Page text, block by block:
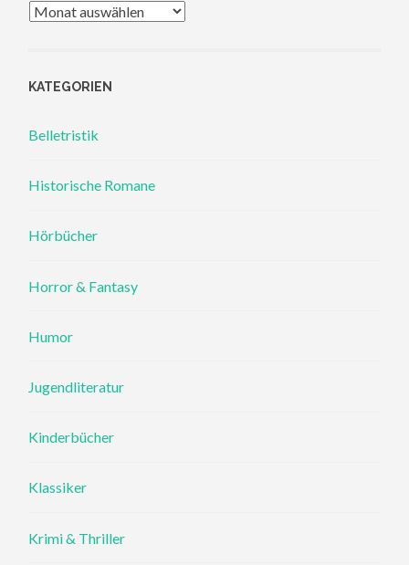
Archiv
KATEGORIEN
Belletristik
Historische Romane
Hörbücher
Horror & Fantasy
Humor
Jugendliteratur
Kinderbücher
Klassiker
Krimi & Thriller